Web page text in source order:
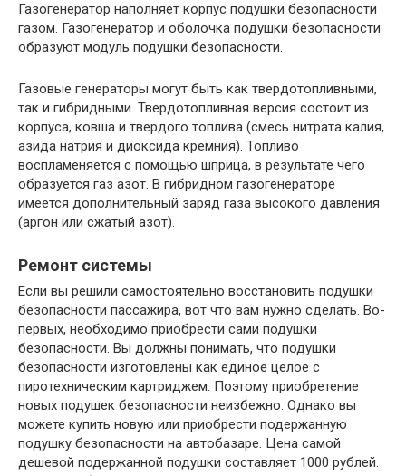
Газогенератор наполняет корпус подушки безопасности
газом. Газогенератор и оболочка подушки безопасности
образуют модуль подушки безопасности.
Газовые генераторы могут быть как твердотопливными,
так и гибридными. Твердотопливная версия состоит из
корпуса, ковша и твердого топлива (смесь нитрата калия,
азида натрия и диоксида кремния). Топливо
воспламеняется с помощью шприца, в результате чего
образуется газ азот. В гибридном газогенераторе
имеется дополнительный заряд газа высокого давления
(аргон или сжатый азот).
Ремонт системы
Если вы решили самостоятельно восстановить подушки
безопасности пассажира, вот что вам нужно сделать. Во-
первых, необходимо приобрести сами подушки
безопасности. Вы должны понимать, что подушки
безопасности изготовлены как единое целое с
пиротехническим картриджем. Поэтому приобретение
новых подушек безопасности неизбежно. Однако вы
можете купить новую или приобрести подержанную
подушку безопасности на автобазаре. Цена самой
дешевой подержанной подушки составляет 1000 рублей.